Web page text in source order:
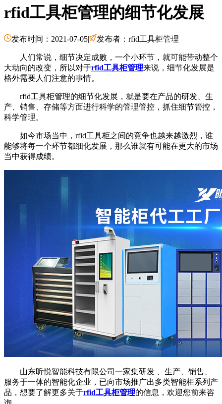
rfid工具柜管理的细节化发展
发布时间：2021-07-05| 发布者：rfid工具柜管理
人们常说，细节决定成败，一个小环节，就可能带动整个
大动向的改变，所以对于rfid工具柜管理来说，细节化发展是
格外需要人们注意的事情。
rfid工具柜管理的细节化发展，就是要在产品的研发、生
产、销售、存储等方面进行科学的管理管控，抓住细节管控，
科学管理。
如今市场当中，rfid工具柜之间的竞争也越来越激烈，谁
能够将每一个环节都细化发展，那么谁就有可能在更大的市场
当中获得成绩。
山东昕悦智能科技有限公司一家集研发 、生产、销售、
服务于一体的智能化企业，已向市场推广出多类智能柜系列产
品，想要了解更多关于rfid工具柜管理的信息，欢迎您前来咨